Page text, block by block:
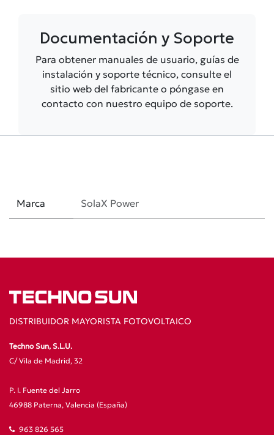
Documentación y Soporte
Para obtener manuales de usuario, guías de
instalación y soporte técnico, consulte el
sitio web del fabricante o póngase en
contacto con nuestro equipo de soporte.
Marca SolaX Power
DISTRIBUIDOR MAYORISTA FOTOVOLTAICO
Techno Sun, S.L.U.
C/ Vila de Madrid, 32
P. I. Fuente del Jarro
46988 Paterna, Valencia (España)
963 826 565